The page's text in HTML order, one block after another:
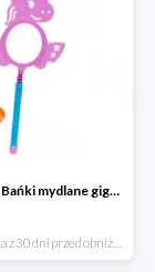
Hit cenowy - Bańki mydlane gigant lub płyn uzupełniający